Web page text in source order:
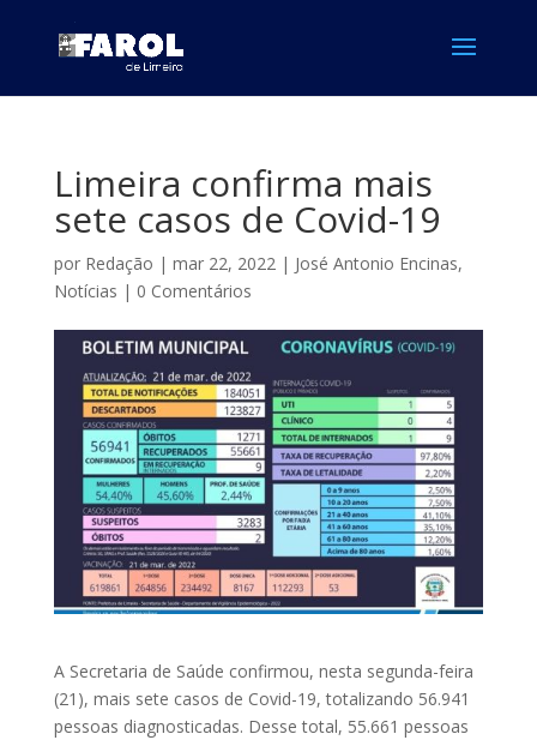
Limeira confirma mais
sete casos de Covid-19
por Redação | mar 22, 2022| José Antonio Encinas,
Notícias | 0 Comentários
A Secretaria de Saúde confirmou, nesta segunda-feira
(21), mais sete casos de Covid-19, totalizando 56.941
pessoas diagnosticadas. Desse total, 55.661 pessoas